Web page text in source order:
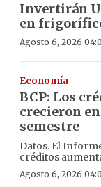
Invertirán
en
Agosto 6, 2026
Economía
BCP: Los
crecieron
semestre
Datos. El
créditos
Agosto 6, 2026